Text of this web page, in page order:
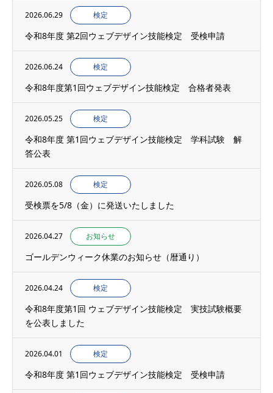
2026.06.29 検定
令和8年度 第2回ウェブデザイン技能検定 受検申請
2026.06.24 検定
令和8年度第1回ウェブデザイン技能検定 合格者発表
2026.05.25 検定
令和8年度 第1回ウェブデザイン技能検定 学科試験 解
答公表
2026.05.08 検定
受検票を5/8（金）に発送いたしました
2026.04.27 お知らせ
ゴールデンウィーク休業のお知らせ（暦通り）
2026.04.24 検定
令和8年度第1回 ウェブデザイン技能検定 実技試験概要
を公表しました
2026.04.01 検定
令和8年度 第1回ウェブデザイン技能検定 受検申請